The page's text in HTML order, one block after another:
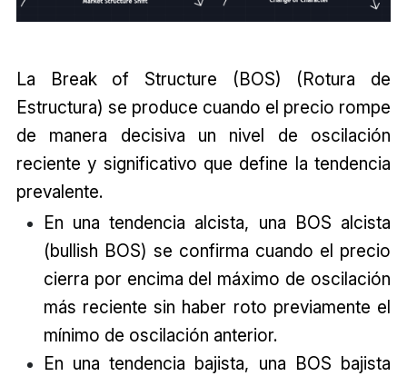
La Break of Structure (BOS) (Rotura de
Estructura) se produce cuando el precio rompe
de manera decisiva un nivel de oscilación
reciente y significativo que define la tendencia
prevalente.
En una tendencia alcista, una BOS alcista
(bullish BOS) se confirma cuando el precio
cierra por encima del máximo de oscilación
más reciente sin haber roto previamente el
mínimo de oscilación anterior.
En una tendencia bajista, una BOS bajista